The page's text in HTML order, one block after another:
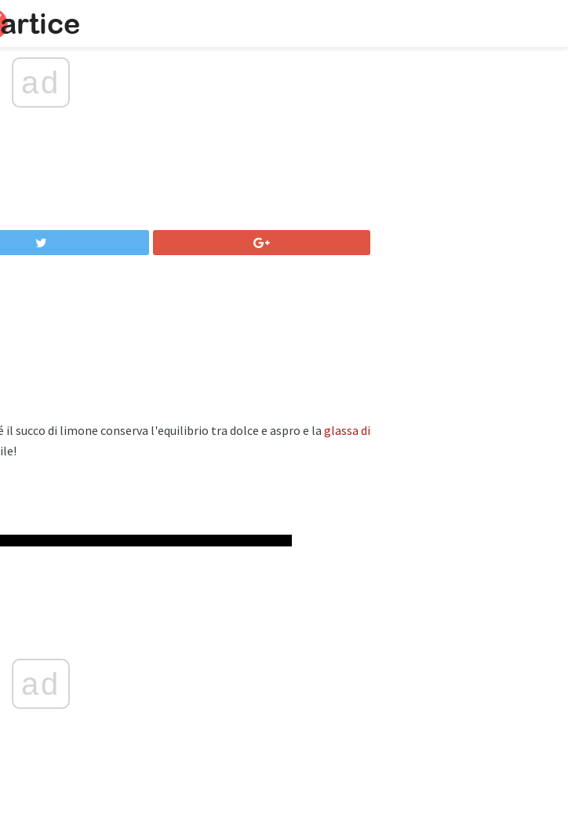
ad
succo di limone conserva l'equilibrio tra dolce e aspro e la glassa di
ad